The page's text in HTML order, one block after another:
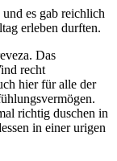
es gab reichlich
erleben durften.
Das
recht
hier für alle der
richtig duschen in
in einer urigen